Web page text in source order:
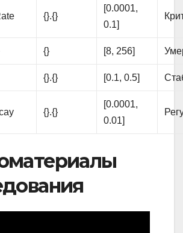
{}.{}
[0.0001,
0.1]
{} [8, 256]
{}.{} [0.1, 0.5]
{}.{}
[0.0001,
0.01]